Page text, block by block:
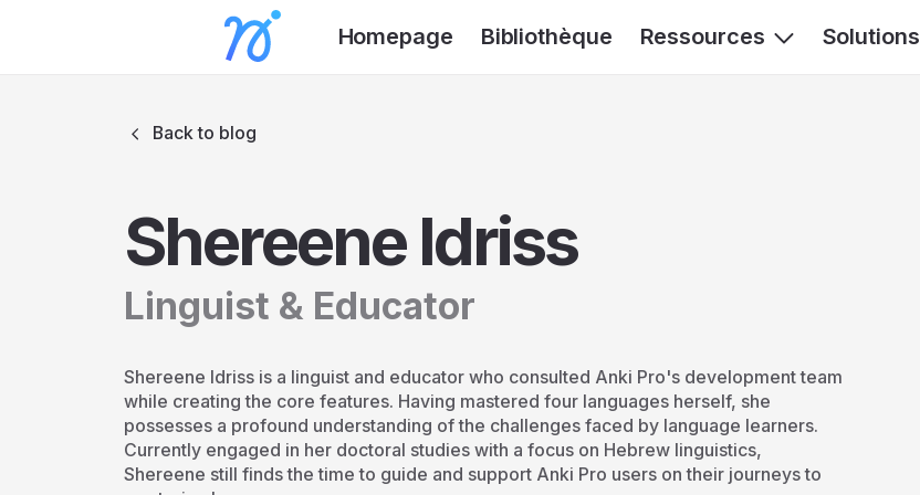
Homepage Bibliothèque Ressources Solutions
Back to blog
Shereene Idriss
Linguist & Educator
Shereene Idriss is a linguist and educator who consulted Anki Pro's development team
while creating the core features. Having mastered four languages herself, she
possesses a profound understanding of the challenges faced by language learners.
Currently engaged in her doctoral studies with a focus on Hebrew linguistics,
Shereene still finds the time to guide and support Anki Pro users on their journeys to